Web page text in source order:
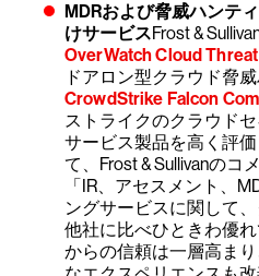
MDRおよび脅威ハンテ
けサービスFrost &
OverWatch Cloud
ドアロン型クラウド脅
CrowdStrike Falcon
ストライクのクラウド
サービス製品を高く評
て、Frost & Sullivanのコ
「IR、アセスメント、
ングサービスに関して
他社に比べひときわ優
からの信頼は一層高ま